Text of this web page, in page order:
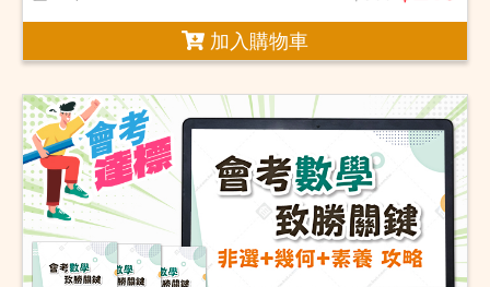
加入購物車